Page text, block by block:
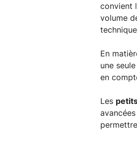
convient
volume
En
une
en
Les